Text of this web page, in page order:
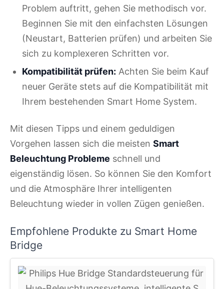
Problem auftritt, gehen Sie methodisch vor.
Beginnen Sie mit den einfachsten Lösungen
(Neustart, Batterien prüfen) und arbeiten Sie
sich zu komplexeren Schritten vor.
Kompatibilität prüfen: Achten Sie beim Kauf
neuer Geräte stets auf die Kompatibilität mit
Ihrem bestehenden Smart Home System.
Mit diesen Tipps und einem geduldigen
Vorgehen lassen sich die meisten Smart
Beleuchtung Probleme schnell und
eigenständig lösen. So können Sie den Komfort
und die Atmosphäre Ihrer intelligenten
Beleuchtung wieder in vollen Zügen genießen.
Empfohlene Produkte zu Smart Home
Bridge